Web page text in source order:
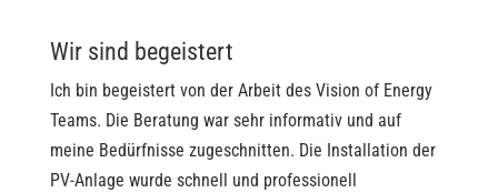
Wir sind begeistert
Ich bin begeistert von der Arbeit des Vision of Energy
Teams. Die Beratung war sehr informativ und auf
meine Bedürfnisse zugeschnitten. Die Installation der
PV-Anlage wurde schnell und professionell